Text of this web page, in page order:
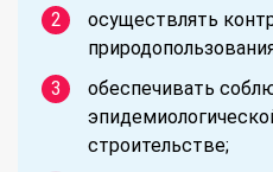
осуществлять
обеспечивать
строительстве;